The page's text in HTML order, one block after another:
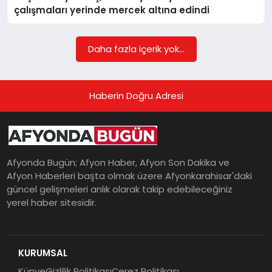
SIYASET
SPOR
çalışmaları yerinde mercek altına edindi
Daha fazla içerik yok...
Haberin Doğru Adresi
Afyonda Bugün; Afyon Haber, Afyon Son Dakika ve
Afyon Haberleri başta olmak üzere Afyonkarahisar'daki
güncel gelişmeleri anlık olarak takip edebileceğiniz
yerel haber sitesidir.
KURUMSAL